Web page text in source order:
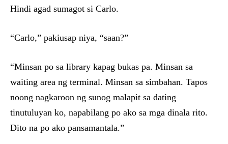
Hindi agad sumagot si Carlo.
“Carlo,” pakiusap niya, “saan?”
“Minsan po sa library kapag bukas pa. Minsan sa
waiting area ng terminal. Minsan sa simbahan. Tapos
noong nagkaroon ng sunog malapit sa dating
tinutuluyan ko, napabilang po ako sa mga dinala rito.
Dito na po ako pansamantala.”